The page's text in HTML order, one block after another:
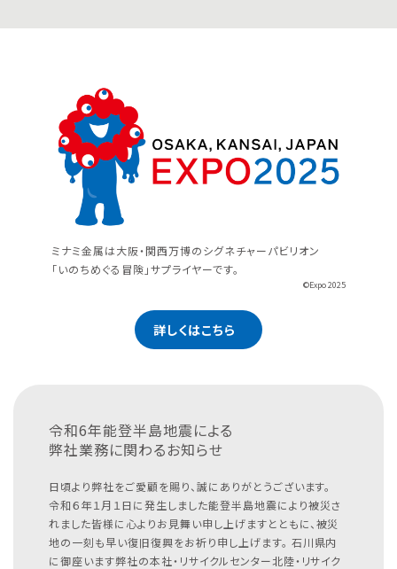
ミナミ金属は大阪・関西万博のシグネチャーパビリオン
「いのちめぐる冒険」サプライヤーです。
©Expo 2025
詳しくはこちら
令和6年能登半島地震による
弊社業務に関わるお知らせ
日頃より弊社をご愛顧を賜り、誠にありがとうございます。
令和６年１月１日に発生しました能登半島地震により被災さ
れました皆様に心よりお見舞い申し上げますとともに、被災
地の一刻も早い復旧復興をお祈り申し上げます。 石川県内
に御座います弊社の本社・リサイクルセンター北陸・リサイク